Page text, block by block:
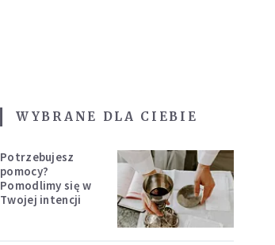
WYBRANE DLA CIEBIE
Potrzebujesz
pomocy?
Pomodlimy się w
Twojej intencji